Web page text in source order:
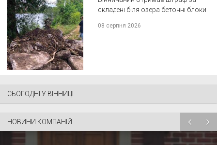
складені біля озера бетонні блоки
08 серпня 2026
СЬОГОДНІ У ВІННИЦІ
НОВИНИ КОМПАНІЙ